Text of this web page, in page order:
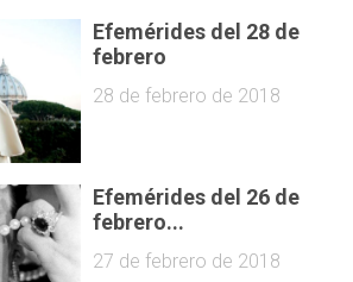
Efemérides del 28 de
febrero
28 de febrero de 2018
Efemérides del 26 de
febrero...
27 de febrero de 2018